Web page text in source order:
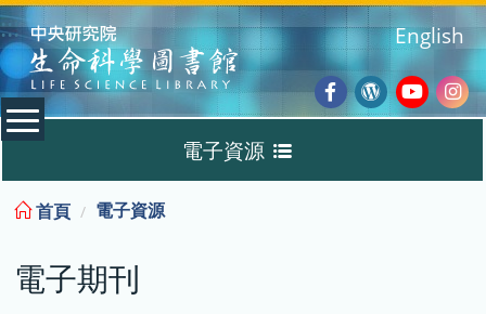
:::
Facebook
Wordpress
English
電子資源
首頁 電子資源
電子期刊